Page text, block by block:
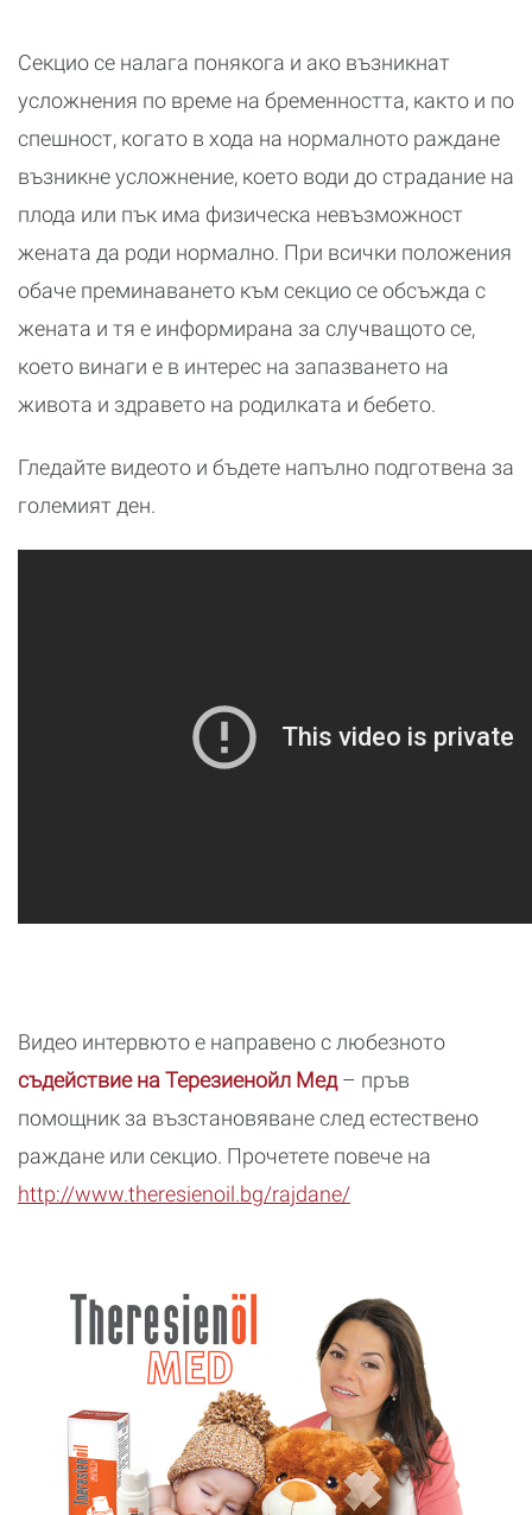
Секцио се налага понякога и ако възникнат
усложнения по време на бременността, както и по
спешност, когато в хода на нормалното раждане
възникне усложнение, което води до страдание на
плода или пък има физическа невъзможност
жената да роди нормално. При всички положения
обаче преминаването към секцио се обсъжда с
жената и тя е информирана за случващото се,
което винаги е в интерес на запазването на
живота и здравето на родилката и бебето.
Гледайте видеото и бъдете напълно подготвена за
големият ден.
Видео интервюто е направено с любезното
съдействие на Терезиенойл Мед– пръв
помощник за възстановяване след естествено
раждане или секцио. Прочетете повече на
http://www.theresienoil.bg/rajdane/